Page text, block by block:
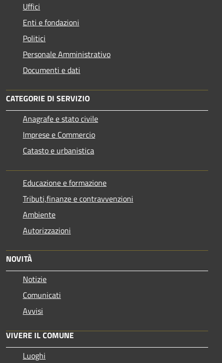
Uffici
Enti e fondazioni
Politici
Personale Amministrativo
Documenti e dati
CATEGORIE DI SERVIZIO
Anagrafe e stato civile
Imprese e Commercio
Catasto e urbanistica
Educazione e formazione
Tributi,finanze e contravvenzioni
Ambiente
Autorizzazioni
NOVITÀ
Notizie
Comunicati
Avvisi
VIVERE IL COMUNE
Luoghi